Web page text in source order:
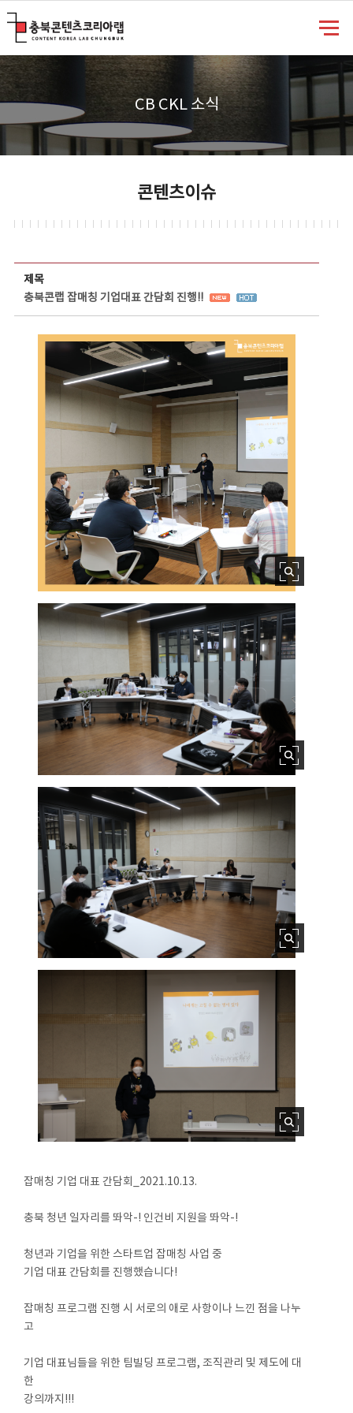
CB CKL 소식
콘텐츠이슈
제목
충북콘랩 잡매칭 기업대표 간담회 진행!!
잡매칭 기업 대표 간담회_2021.10.13.
충북 청년 일자리를 똬악-! 인건비 지원을 똬악-!
청년과 기업을 위한 스타트업 잡매칭 사업 중
기업 대표 간담회를 진행했습니다!
잡매칭 프로그램 진행 시 서로의 애로 사항이나 느낀 점을 나누
고
기업 대표님들을 위한 팀빌딩 프로그램, 조직관리 및 제도에 대
한
강의까지!!!